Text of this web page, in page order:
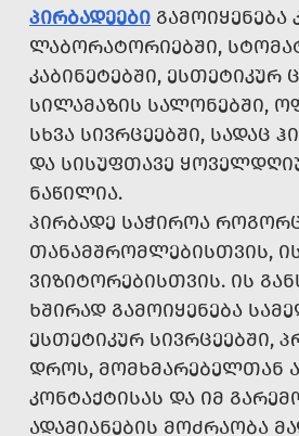
ᲞᲘᲠᲑᲐᲓᲔᲔᲑᲘ ᲒᲐᲛᲝᲘᲧᲔᲜᲔᲑᲐ
ᲚᲐᲑᲝᲠᲐᲢᲝᲠᲘᲔᲑᲨᲘ,
ᲙᲐᲑᲘᲜᲔᲢᲔᲑᲨᲘ, ᲔᲡᲗᲔᲢᲘᲙᲣᲠ
ᲡᲘᲚᲐᲛᲐᲖᲘᲡ ᲡᲐᲚᲝᲜᲔᲑᲨᲘ,
ᲡᲮᲕᲐ ᲡᲘᲕᲠᲪᲔᲔᲑᲨᲘ, ᲡᲐᲓᲐᲪ
ᲓᲐ ᲡᲘᲡᲣᲤᲗᲐᲕᲔ
ᲜᲐᲬᲘᲚᲘᲐ.
ᲞᲘᲠᲑᲐᲓᲔ ᲡᲐᲭᲘᲠᲝᲐ
ᲗᲐᲜᲐᲛᲨᲠᲝᲛᲚᲔᲑᲘᲡᲗᲕᲘᲡ,
ᲕᲘᲖᲘᲢᲝᲠᲔᲑᲘᲡᲗᲕᲘᲡ. ᲘᲡ
ᲮᲨᲘᲠᲐᲓ ᲒᲐᲛᲝᲘᲧᲔᲜᲔᲑᲐ
ᲔᲡᲗᲔᲢᲘᲙᲣᲠ ᲡᲘᲕᲠᲪᲔᲔᲑᲨᲘ,
ᲓᲠᲝᲡ, ᲛᲝᲛᲮᲛᲐᲠᲔᲑᲔᲚᲗᲐᲜ
ᲙᲝᲜᲢᲐᲥᲢᲘᲡᲐᲡ ᲓᲐ ᲘᲛ
ᲐᲓᲐᲛᲘᲐᲜᲔᲑᲘᲡ ᲛᲝᲫᲠᲐᲝᲑᲐ